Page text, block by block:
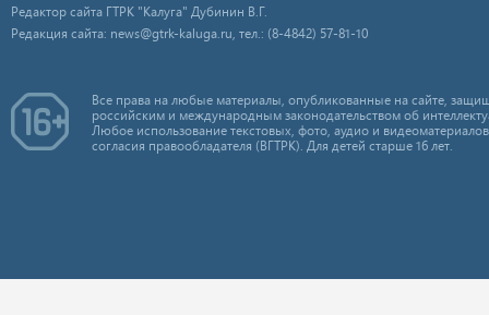
Редактор сайта ГТРК "Калуга" Дубинин В.Г.
Редакция сайта: news@gtrk-kaluga.ru, тел.: (8-4842) 57-81-10
Все права на любые материалы, опубликованные на сайте,
российским и международным законодательством об
Любое использование текстовых, фото, аудио и
согласия правообладателя (ВГТРК). Для детей старше 16 лет.